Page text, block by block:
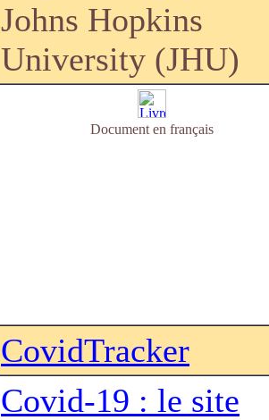
Johns Hopkins
University (JHU)
Document en français
CovidTracker
Covid-19 : le site